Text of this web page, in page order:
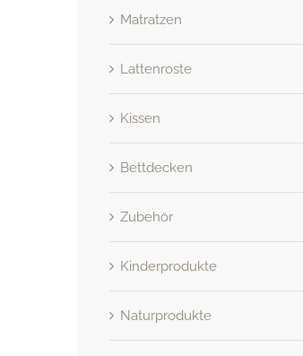
Matratzen
Lattenroste
Kissen
Bettdecken
Zubehör
Kinderprodukte
Naturprodukte